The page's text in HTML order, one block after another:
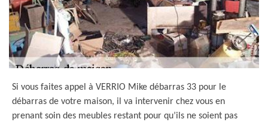
Si vous faites appel à VERRIO Mike débarras 33 pour le
débarras de votre maison, il va intervenir chez vous en
prenant soin des meubles restant pour qu’ils ne soient pas